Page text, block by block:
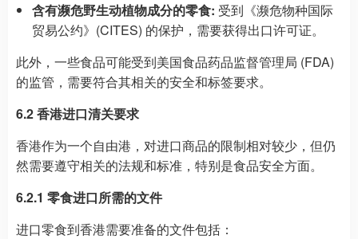
含有濒危野生动植物成分的零食: 受到《濒危物种国际
贸易公约》(CITES) 的保护，需要获得出口许可证。
此外，一些食品可能受到美国食品药品监督管理局 (FDA)
的监管，需要符合其相关的安全和标签要求。
6.2 香港进口清关要求
香港作为一个自由港，对进口商品的限制相对较少，但仍
然需要遵守相关的法规和标准，特别是食品安全方面。
6.2.1 零食进口所需的文件
进口零食到香港需要准备的文件包括：